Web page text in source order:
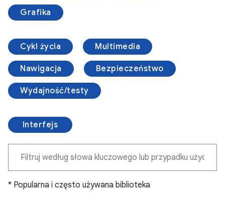
Grafika
Cykl życia Multimedia
Nawigacja Bezpieczeństwo
Wydajność/testy
Interfejs
* Popularna i często używana biblioteka